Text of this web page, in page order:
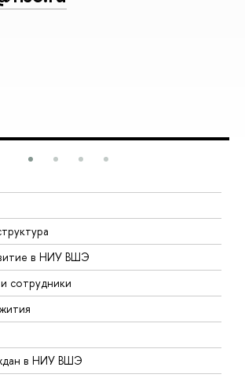
в НИУ ВШЭ
сотрудники
в НИУ ВШЭ